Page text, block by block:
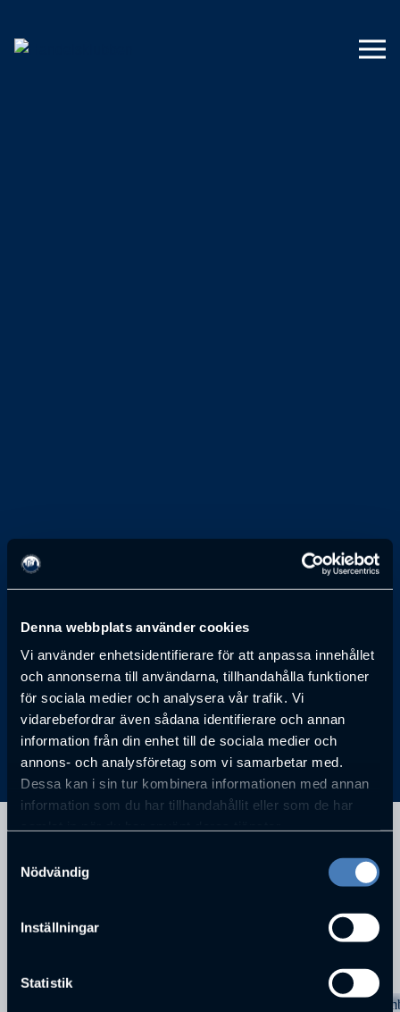
Denna webbplats använder cookies
Vi använder enhetsidentifierare för att anpassa innehållet
och annonserna till användarna, tillhandahålla funktioner
för sociala medier och analysera vår trafik. Vi
vidarebefordrar även sådana identifierare och annan
information från din enhet till de sociala medier och
annons- och analysföretag som vi samarbetar med.
Dessa kan i sin tur kombinera informationen med annan
information som du har tillhandahållit eller som de har
Nödvändig
Inställningar
Statistik
Gösta Bystedt
VD, ELECTROLUX AB
Anmälan till föreläsning har passerat